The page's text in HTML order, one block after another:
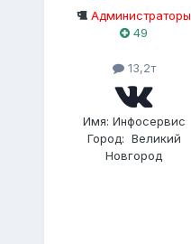
Администраторы
49
13,2т
Имя: Инфосервис
Город: Великий
Новгород